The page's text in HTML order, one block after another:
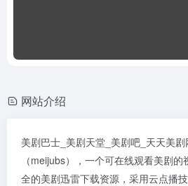
网站介绍
美剧巴士_美剧天堂_美剧吧_天天美
（meijubs），一个可在线观看美剧
全的美剧迅雷下载资源，采用云点播